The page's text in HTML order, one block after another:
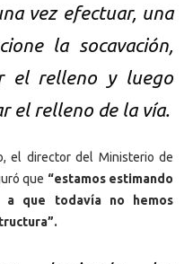
vez efectuar, una
la socavación,
el relleno y luego
el relleno de la vía.
el director del Ministerio de
que “estamos estimando
a que todavía no hemos